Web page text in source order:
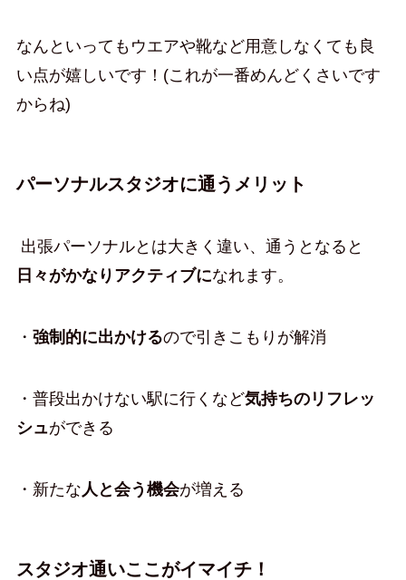
なんといってもウエアや靴など用意しなくても良
い点が嬉しいです！(これが一番めんどくさいです
からね)
パーソナルスタジオに通うメリット
出張パーソナルとは大きく違い、通うとなると
日々がかなりアクティブになれます。
・ 強制的に出かけるので引きこもりが解消
・普段出かけない駅に行くなど気持ちのリフレッ
シュができる
・新たな 人と会う機会が増える
スタジオ通いここがイマイチ！